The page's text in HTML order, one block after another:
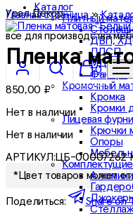
Каталог
Плитный
ДВП,
ЛДСП
МДФ
Фанера
Кромочный
Кромка
Кромки
Лицевая
Крючки
Опоры
Урал Декор
все для производства
0
Главная страница»
Пленка
850,00 ₽
Нет в наличии
Нет в наличии
АРТИКУЛ:ЦБ-00007262
*Цвет товаров может
Поделиться: Share on